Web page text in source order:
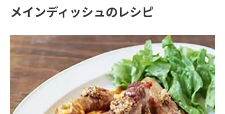
メインディッシュのレシピ